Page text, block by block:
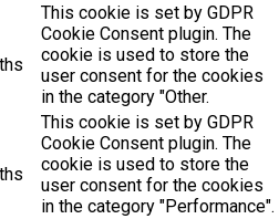
This cookie is set by GDPR
Cookie Consent plugin. The
cookie is used to store the
user consent for the cookies
in the category "Other.
This cookie is set by GDPR
Cookie Consent plugin. The
cookie is used to store the
user consent for the cookies
in the category "Performance".